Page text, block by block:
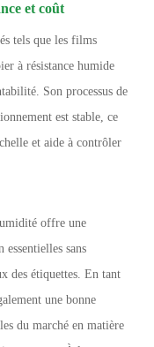
et coût
tels que les films
à résistance humide
Son processus de
est stable, ce
et aide à contrôler
offre une
essentielles sans
des étiquettes. En tant
une bonne
du marché en matière